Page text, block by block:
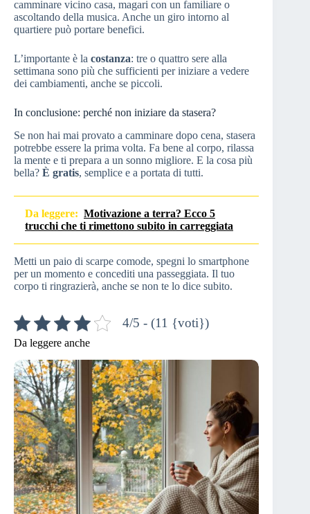
camminare vicino casa, magari con un familiare o
ascoltando della musica. Anche un giro intorno al
quartiere può portare benefici.
L’importante è la costanza: tre o quattro sere alla
settimana sono più che sufficienti per iniziare a vedere
dei cambiamenti, anche se piccoli.
In conclusione: perché non iniziare da stasera?
Se non hai mai provato a camminare dopo cena, stasera
potrebbe essere la prima volta. Fa bene al corpo, rilassa
la mente e ti prepara a un sonno migliore. E la cosa più
bella? È gratis, semplice e a portata di tutti.
Da leggere: Motivazione a terra? Ecco 5
trucchi che ti rimettono subito in carreggiata
Metti un paio di scarpe comode, spegni lo smartphone
per un momento e concediti una passeggiata. Il tuo
corpo ti ringrazierà, anche se non te lo dice subito.
4/5 - (11 {voti})
Da leggere anche